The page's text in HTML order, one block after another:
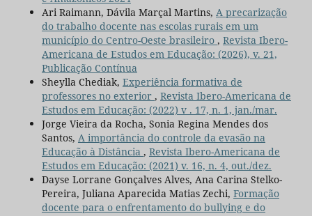
Ari Raimann, Dávila Marçal Martins, A precarização
do trabalho docente nas escolas rurais em um
município do Centro-Oeste brasileiro , Revista Ibero-
Americana de Estudos em Educação: (2026), v. 21,
Publicação Contínua
Sheylla Chediak, Experiência formativa de
professores no exterior , Revista Ibero-Americana de
Estudos em Educação: (2022) v . 17, n. 1, jan./mar.
Jorge Vieira da Rocha, Sonia Regina Mendes dos
Santos, A importância do controle da evasão na
Educação à Distância , Revista Ibero-Americana de
Estudos em Educação: (2021) v. 16, n. 4, out./dez.
Dayse Lorrane Gonçalves Alves, Ana Carina Stelko-
Pereira, Juliana Aparecida Matias Zechi, Formação
docente para o enfrentamento do bullying e do